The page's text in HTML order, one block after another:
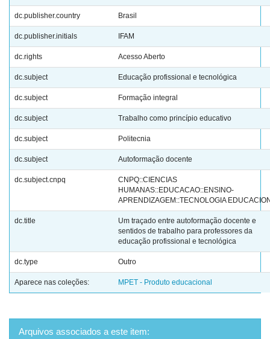
dc.publisher.country Brasil
dc.publisher.initials IFAM
dc.rights Acesso Aberto
dc.subject Educação profissional e tecnológica
dc.subject Formação integral
dc.subject Trabalho como princípio educativo
dc.subject Politecnia
dc.subject Autoformação docente
dc.subject.cnpq
CNPQ::CIENCIAS
HUMANAS::EDUCACAO::ENSINO-
APRENDIZAGEM::TECNOLOGIA
dc.title
Um traçado entre autoformação docente e
sentidos de trabalho para professores da
educação profissional e tecnológica
dc.type Outro
Aparece nas coleções: MPET - Produto educacional
Arquivos associados a este item: